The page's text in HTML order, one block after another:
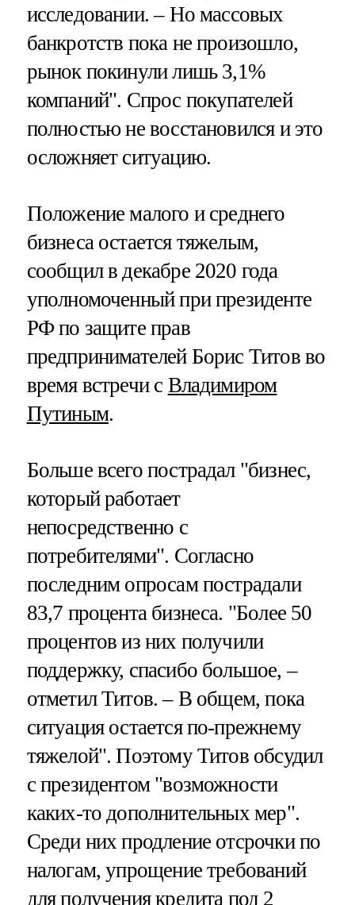
исследовании. – Но массовых
банкротств пока не произошло,
рынок покинули лишь 3,1%
компаний". Спрос покупателей
полностью не восстановился и это
осложняет ситуацию.
Положение малого и среднего
бизнеса остается тяжелым,
сообщил в декабре 2020 года
уполномоченный при президенте
РФ по защите прав
предпринимателей Борис Титов во
время встречи с Владимиром
Путиным.
Больше всего пострадал "бизнес,
который работает
непосредственно с
потребителями". Согласно
последним опросам пострадали
83,7 процента бизнеса. "Более 50
процентов из них получили
поддержку, спасибо большое, –
отметил Титов. – В общем, пока
ситуация остается по-прежнему
тяжелой". Поэтому Титов обсудил
с президентом "возможности
каких-то дополнительных мер".
Среди них продление отсрочки по
налогам, упрощение требований
для получения кредита под 2